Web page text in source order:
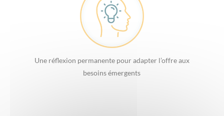
Une réflexion permanente pour adapter l’offre aux
besoins émergents